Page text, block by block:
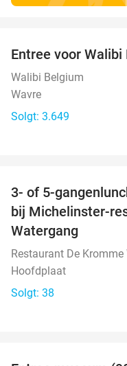
Entree voor Walibi
Walibi Belgium
Wavre
Solgt: 3.649
3- of 5-
bij Michelinster-
Watergang
Restaurant De Kromme
Hoofdplaat
Solgt: 38